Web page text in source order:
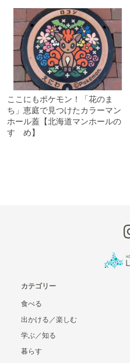
ここにもポケモン！「花のま
ち」恵庭で見つけたカラーマン
ホール蓋【北海道マンホールの
すゝめ】
カテゴリー
食べる
出かける／楽しむ
学ぶ／知る
暮らす